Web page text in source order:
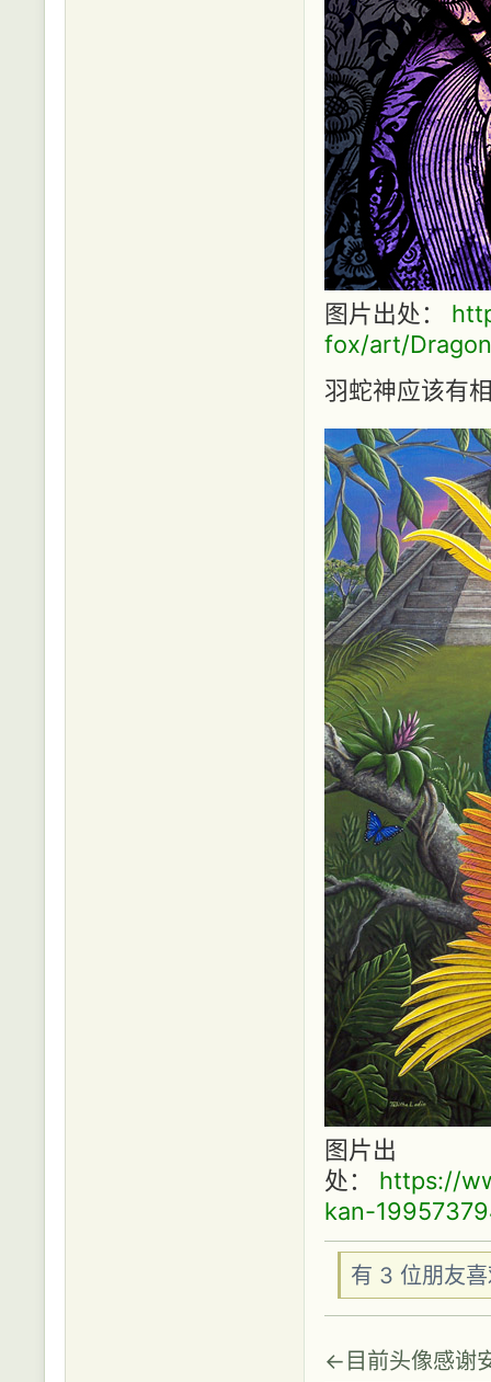
图片出处：
fox/art/
羽蛇神应该有
图片出
处： https://
kan-
有 3 位朋友
←目前头像感谢